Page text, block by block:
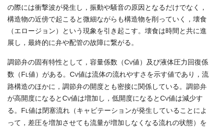
の際には衝撃波が発生し，振動や騒音の原因となるだけでなく，
構造物の近傍で起こると微細ながらも構造物を削っていく，壊食
（エロージョン）という現象を引き起こす。壊食は時間と共に進
展し，最終的に弁や配管の故障に繋がる。
調節弁の固有特性として，容量係数（CV値）及び液体圧力回復係
数（FL 値）がある。CV値は流体の流れやすさを示す値であり，流
路構造のほかに，調節弁の開度とも密接に関係している。調節弁
が高開度になるとCV値は増加し，低開度になるとCV値は減少す
る。FL 値は閉塞流れ（キャビテーションが発生していることによ
って，差圧を増加させても流量が増加しなくなる流れの状態）を